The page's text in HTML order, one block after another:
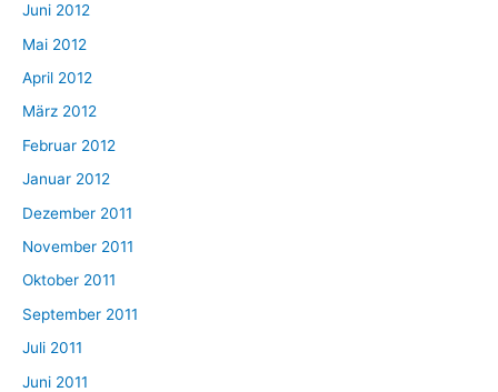
Juni 2012
Mai 2012
April 2012
März 2012
Februar 2012
Januar 2012
Dezember 2011
November 2011
Oktober 2011
September 2011
Juli 2011
Juni 2011